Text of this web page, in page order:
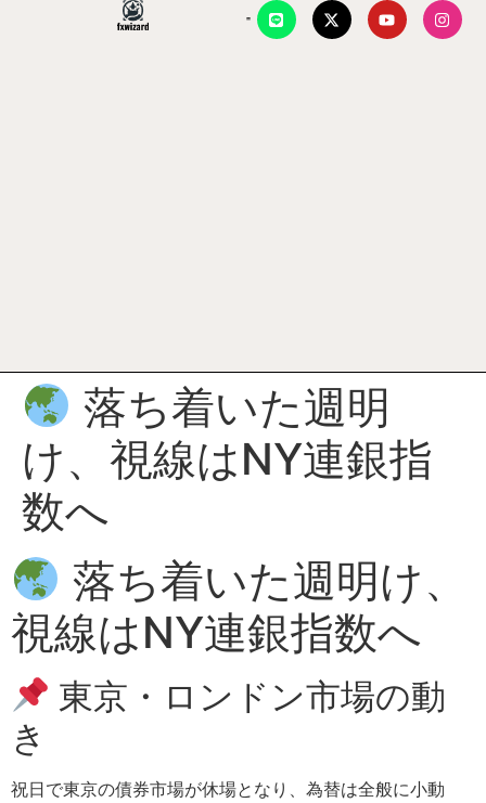
落ち着いた週明
け、視線はNY連銀指
数へ
落ち着いた週明け、
視線はNY連銀指数へ
東京・ロンドン市場の動
き
祝日で東京の債券市場が休場となり、為替は全般に小動